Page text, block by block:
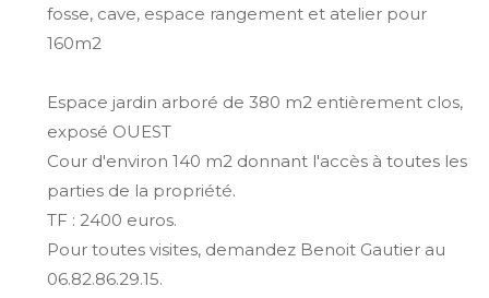
fosse, cave, espace rangement et atelier pour
160m2
Espace jardin arboré de 380 m2 entièrement clos,
exposé OUEST
Cour d'environ 140 m2 donnant l'accès à toutes les
parties de la propriété.
TF : 2400 euros.
Pour toutes visites, demandez Benoit Gautier au
06.82.86.29.15.